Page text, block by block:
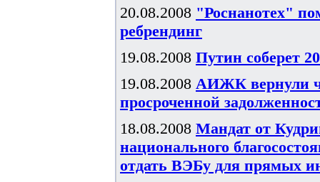
20.08.2008 "Роснанотех"
ребрендинг
19.08.2008 Путин соберет
19.08.2008 АИЖК вернули
просроченной
18.08.2008 Мандат от
национального
отдать ВЭБу для прямых